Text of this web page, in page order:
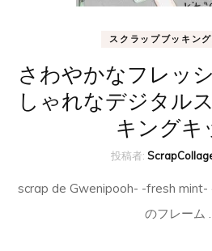
スクラップブッキン
さわやかなフレッ
しゃれなデジタル
キングキ
投稿者:
scrap de Gwenipooh- -fresh mint-
のフレーム …